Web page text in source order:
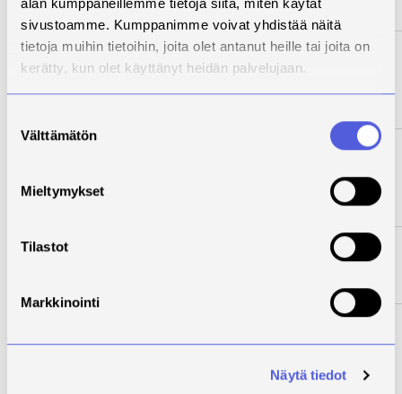
alan kumppaneillemme tietoja siitä, miten käytät
sivustoamme. Kumppanimme voivat yhdistää näitä
tietoja muihin tietoihin, joita olet antanut heille tai joita on
kerätty, kun olet käyttänyt heidän palvelujaan.
valinta
Välttämätön
Mieltymykset
Tilastot
Markkinointi
Näytä tiedot
hoitotyö
4 SAISAI12
Sairaanhoitaja
itsenäisenä toimijana ja
hoidon tarpeen
4
4 SAIHHOI12
ammattiopinnot